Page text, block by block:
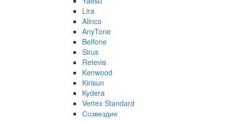
Lira
Alinco
AnyTone
Belfone
Sirus
Retevis
Kenwood
Kirisun
Kydera
Vertex Standard
Созвездие